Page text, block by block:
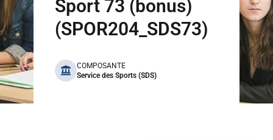
Sport 73 (bonus)
(SPOR204_SDS73)
benefits
COMPOSANTE
Service des Sports (SDS)